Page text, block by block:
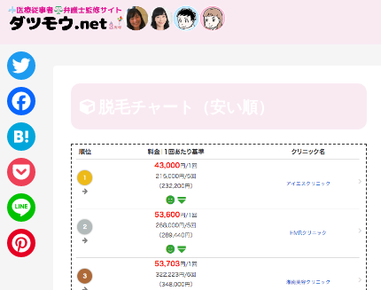
T
w
i
t
t
e
F
a
c
e
b
H
a
t
e
P
o
c
L